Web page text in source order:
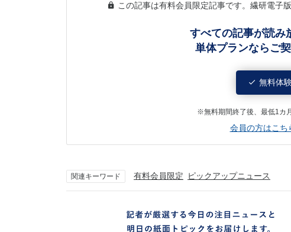
この記事は有料会員限定記事です。繊研電子
すべての記事が読み
単体プランならご
無料体
※無料期間終了後、最低1カ
会員の方はこち
関連キーワード 有料会員限定 ピックアップニュース